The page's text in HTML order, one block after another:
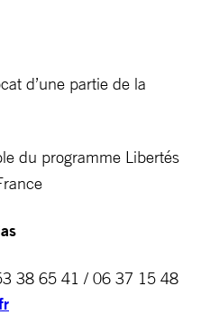
d’une partie de la
du programme Libertés
38 65 41 / 06 37 15 48